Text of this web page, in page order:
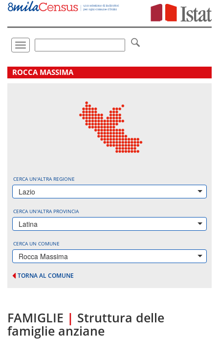
Vai
direttamente
Toggle
navigation
.
ROCCA MASSIMA
CERCA UN'ALTRA REGIONE
Lazio
CERCA UN'ALTRA PROVINCIA
Latina
CERCA UN COMUNE
Rocca Massima
TORNA AL COMUNE
FAMIGLIE | Struttura delle
famiglie anziane